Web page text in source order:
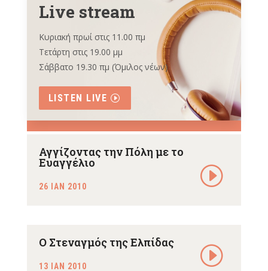
Live stream
Κυριακή πρωί στις 11.00 πμ
Τετάρτη στις 19.00 μμ
Σάββατο 19.30 πμ (Όμιλος νέων)
LISTEN LIVE
Αγγίζοντας την Πόλη με το
Ευαγγέλιο
26 ΙΑΝ 2010
Ο Στεναγμός της Ελπίδας
13 ΙΑΝ 2010